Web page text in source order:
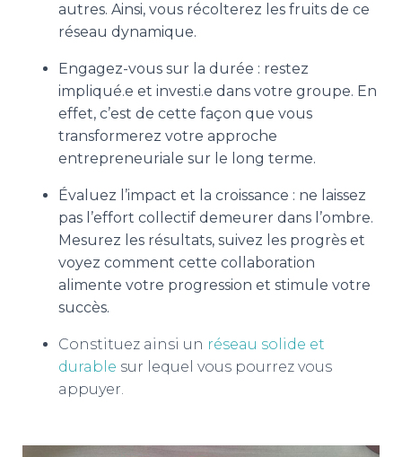
autres. Ainsi, vous récolterez les fruits de ce
réseau dynamique.
Engagez-vous sur la durée : restez
impliqué.e et investi.e dans votre groupe. En
effet, c’est de cette façon que vous
transformerez votre approche
entrepreneuriale sur le long terme.
Évaluez l’impact et la croissance : ne laissez
pas l’effort collectif demeurer dans l’ombre.
Mesurez les résultats, suivez les progrès et
voyez comment cette collaboration
alimente votre progression et stimule votre
succès.
Constituez ainsi un réseau solide et
durable sur lequel vous pourrez vous
appuyer.